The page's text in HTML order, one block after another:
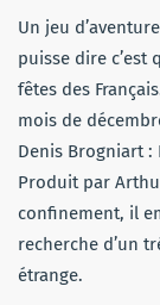
Un jeu
puisse dire c’est
fêtes des
mois de
Denis Brogniart :
Produit par
confinement, il
recherche d’un
étrange.